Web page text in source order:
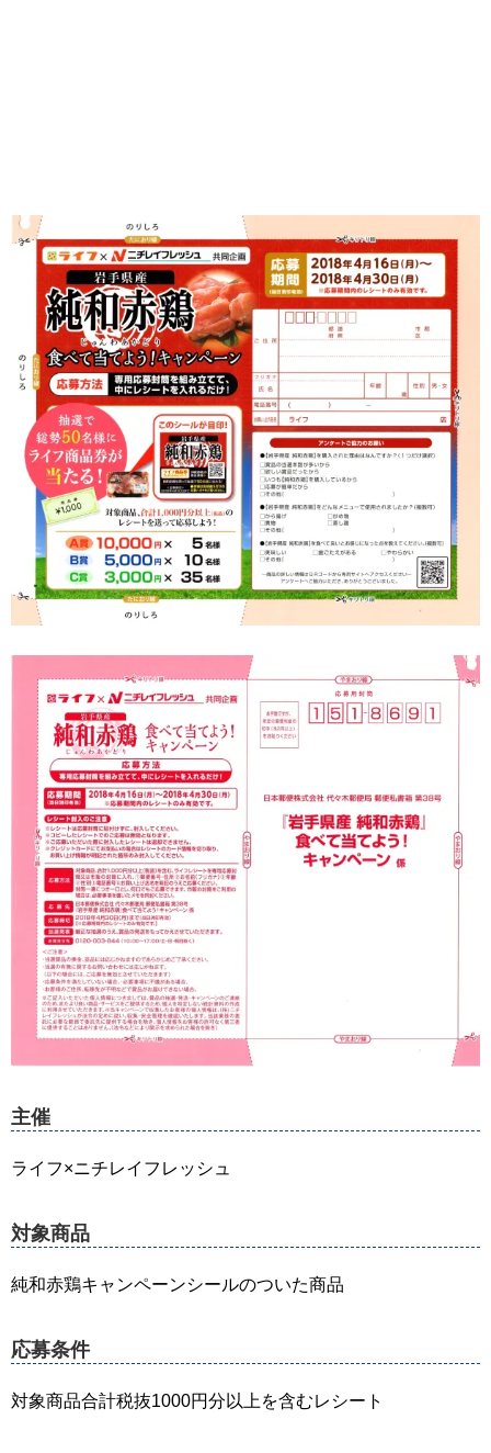
主催
ライフ×ニチレイフレッシュ
対象商品
純和赤鶏キャンペーンシールのついた商品
応募条件
対象商品合計税抜1000円分以上を含むレシート